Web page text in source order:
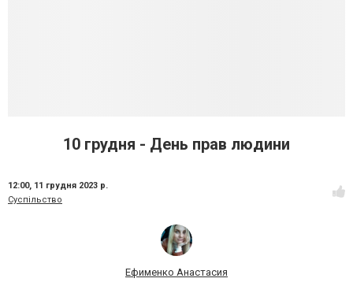
10 грудня - День прав людини
12:00, 11 грудня 2023 р.
Суспільство
Ефименко Анастасия